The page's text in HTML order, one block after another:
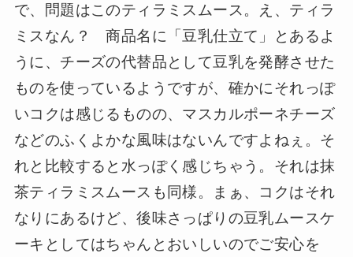
で、問題はこのティラミスムース。え、ティラ
ミスなん？ 商品名に「豆乳仕立て」とあるよ
うに、チーズの代替品として豆乳を発酵させた
ものを使っているようですが、確かにそれっぽ
いコクは感じるものの、マスカルポーネチーズ
などのふくよかな風味はないんですよねぇ。そ
れと比較すると水っぽく感じちゃう。それは抹
茶ティラミスムースも同様。まぁ、コクはそれ
なりにあるけど、後味さっぱりの豆乳ムースケ
ーキとしてはちゃんとおいしいのでご安心を